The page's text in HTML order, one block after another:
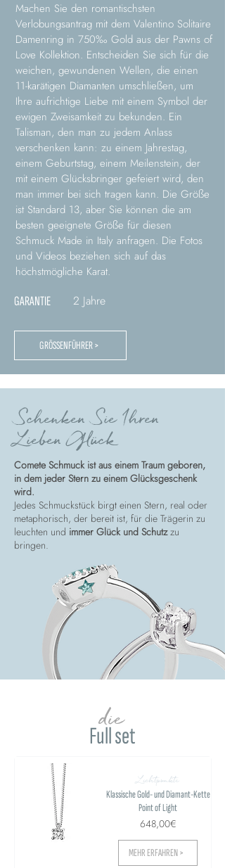
Machen Sie den romantischsten
Verlobungsantrag mit dem Valentino Solitaire
Damenring in 750‰ Gold aus der Pawns of
Love Kollektion. Entscheiden Sie sich für die
weichen, gewundenen Wellen, die einen
11-karätigen Diamanten umschließen, um
Ihre aufrichtige Liebe mit einem Symbol der
ewigen Zweisamkeit zu bekunden. Ein
Talisman, den man zu jedem Anlass
verschenken kann: zu einem Jahrestag,
einem Geburtstag, einem Meilenstein, der
mit einem Glücksbringer gefeiert wird, den
man immer bei sich tragen kann. Die Größe
ist Standard 13, aber Sie können die am
besten geeignete Größe für diesen
Schmuck Made in Italy anfragen. Die Fotos
und Videos beziehen sich auf das
höchstmögliche Karat.
GARANTIE 2 Jahre
GRÖSSENFÜHRER >
Schenken Sie Ihren
Lieben Glück
Comete Schmuck ist aus einem Traum geboren,
in dem jeder Stern zu einem Glücksgeschenk
wird.
Jedes Schmuckstück birgt einen Stern, real oder
metaphorisch, der bereit ist, für die Trägerin zu
leuchten und immer Glück und Schutzzu
bringen.
Full set
die
Lichtpunkte
Klassische Gold- und Diamant-Kette
Point of Light
648,00€
MEHR ERFAHREN >